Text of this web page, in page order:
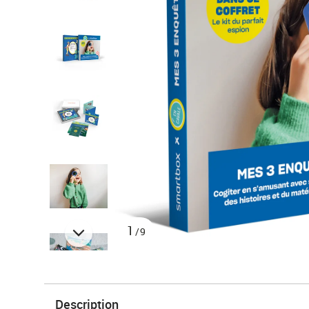
1 /9
Description